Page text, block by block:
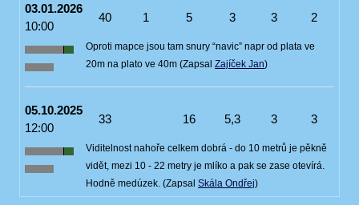
03.01.2026
10:00
40 1 5 3 3 2
Oproti mapce jsou tam snury “navic” napr od plata ve
20m na plato ve 40m (Zapsal Zajíček Jan)
05.10.2025
12:00
33 16 5,3 3 3
Viditelnost nahoře celkem dobrá - do 10 metrů je pěkně
vidět, mezi 10 - 22 metry je mlíko a pak se zase otevírá.
Hodně medúzek. (Zapsal Skála Ondřej)